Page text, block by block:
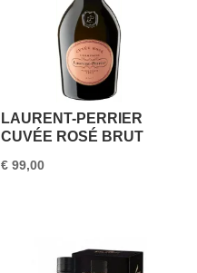
LAURENT-PERRIER
CUVÉE ROSÉ BRUT
€ 99,00